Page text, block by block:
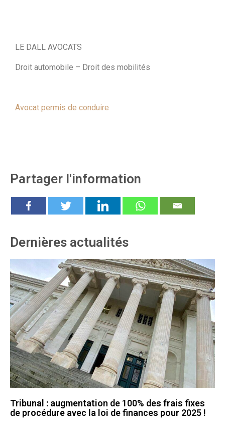
LE DALL AVOCATS
Droit automobile – Droit des mobilités
Avocat permis de conduire
Partager l'information
Dernières actualités
Tribunal : augmentation de 100% des frais fixes
de procédure avec la loi de finances pour 2025 !